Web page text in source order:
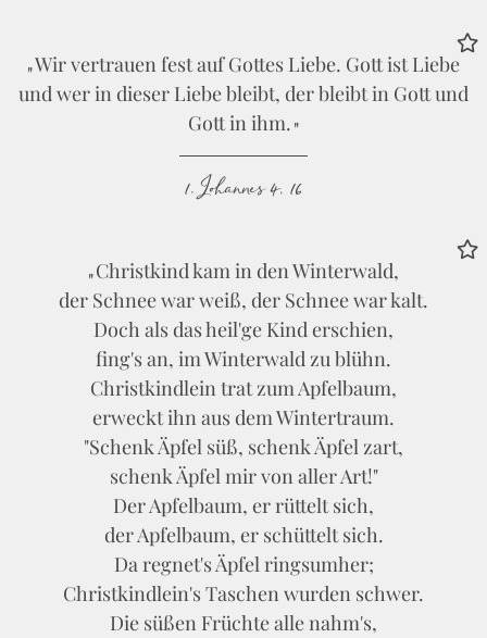
Wir vertrauen fest auf Gottes Liebe. Gott ist Liebe
und wer in dieser Liebe bleibt, der bleibt in Gott und
Gott in ihm.
1. Johannes 4, 16
Christkind kam in den Winterwald,
der Schnee war weiß, der Schnee war kalt.
Doch als das heil'ge Kind erschien,
fing's an, im Winterwald zu blühn.
Christkindlein trat zum Apfelbaum,
erweckt ihn aus dem Wintertraum.
"Schenk Äpfel süß, schenk Äpfel zart,
schenk Äpfel mir von aller Art!"
Der Apfelbaum, er rüttelt sich,
der Apfelbaum, er schüttelt sich.
Da regnet's Äpfel ringsumher;
Christkindlein's Taschen wurden schwer.
Die süßen Früchte alle nahm's,